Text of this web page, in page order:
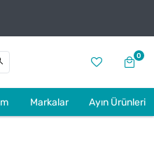
0
Markalar Ayın Ürünleri